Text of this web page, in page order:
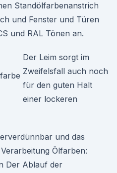
Standölfarbenanstrich
und Fenster und Türen
und RAL Tönen an.
Der Leim sorgt im
Zweifelsfall auch noch
für den guten Halt
einer lockeren
und das
Ölfarben:
Der Ablauf der